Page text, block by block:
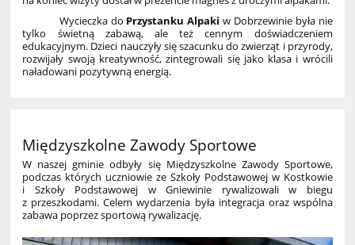
Wycieczka do Przystanku Alpaki w Dobrzewinie była nie
tylko świetną zabawą, ale też cennym doświadczeniem
edukacyjnym. Dzieci nauczyły się szacunku do zwierząt i przyrody,
rozwijały swoją kreatywność, zintegrowali się jako klasa i wrócili
naładowani pozytywną energią.
Międzyszkolne Zawody Sportowe
W naszej gminie odbyły się Międzyszkolne Zawody Sportowe,
podczas których uczniowie ze Szkoły Podstawowej w Kostkowie
i Szkoły Podstawowej w Gniewinie rywalizowali w biegu
z przeszkodami. Celem wydarzenia była integracja oraz wspólna
zabawa poprzez sportową rywalizację.